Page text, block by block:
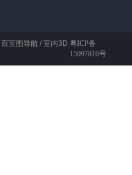
百宝图导航 / 室内3D 粤ICP备
15097810号